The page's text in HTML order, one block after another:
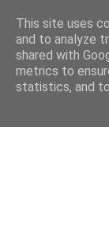
This site uses
and to analyze
shared with
metrics to
statistics, and